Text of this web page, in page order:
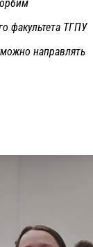
факультета ТГПУ
направлять